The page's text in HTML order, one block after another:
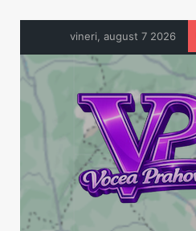
vineri, august 7 2026